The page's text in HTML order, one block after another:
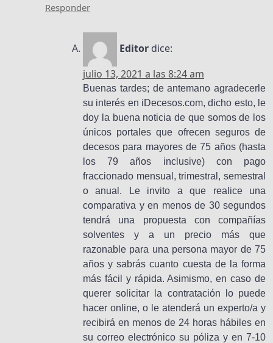
Responder
Editor dice:
julio 13, 2021 a las 8:24 am
Buenas tardes; de antemano agradecerle
su interés en iDecesos.com, dicho esto, le
doy la buena noticia de que somos de los
únicos portales que ofrecen seguros de
decesos para mayores de 75 años (hasta
los 79 años inclusive) con pago
fraccionado mensual, trimestral, semestral
o anual. Le invito a que realice una
comparativa y en menos de 30 segundos
tendrá una propuesta con compañías
solventes y a un precio más que
razonable para una persona mayor de 75
años y sabrás cuanto cuesta de la forma
más fácil y rápida. Asimismo, en caso de
querer solicitar la contratación lo puede
hacer online, o le atenderá un experto/a y
recibirá en menos de 24 horas hábiles en
su correo electrónico su póliza y en 7-10